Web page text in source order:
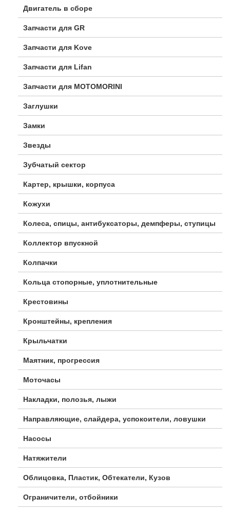
Двигатель в сборе
Запчасти для GR
Запчасти для Kove
Запчасти для Lifan
Запчасти для MOTOMORINI
Заглушки
Замки
Звезды
Зубчатый сектор
Картер, крышки, корпуса
Кожухи
Колеса, спицы, антибуксаторы, демпферы, ступицы
Коллектор впускной
Колпачки
Кольца стопорные, уплотнительные
Крестовины
Кронштейны, крепления
Крыльчатки
Маятник, прогрессия
Моточасы
Накладки, полозья, лыжи
Направляющие, слайдера, успокоители, ловушки
Насосы
Натяжители
Облицовка, Пластик, Обтекатели, Кузов
Ограничители, отбойники